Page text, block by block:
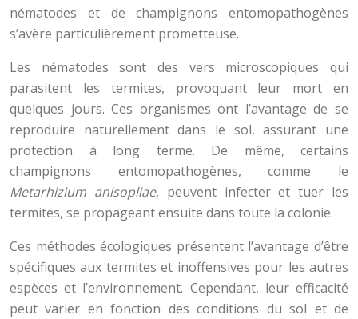
nématodes et de champignons entomopathogènes
s’avère particulièrement prometteuse.
Les nématodes sont des vers microscopiques qui
parasitent les termites, provoquant leur mort en
quelques jours. Ces organismes ont l’avantage de se
reproduire naturellement dans le sol, assurant une
protection à long terme. De même, certains
champignons entomopathogènes, comme le
Metarhizium anisopliae, peuvent infecter et tuer les
termites, se propageant ensuite dans toute la colonie.
Ces méthodes écologiques présentent l’avantage d’être
spécifiques aux termites et inoffensives pour les autres
espèces et l’environnement. Cependant, leur efficacité
peut varier en fonction des conditions du sol et de